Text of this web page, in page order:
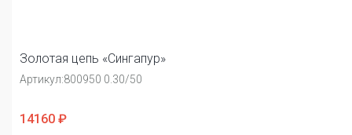
Золотая цепь «Сингапур»
Артикул:800950 0.30/50
14160 ₽